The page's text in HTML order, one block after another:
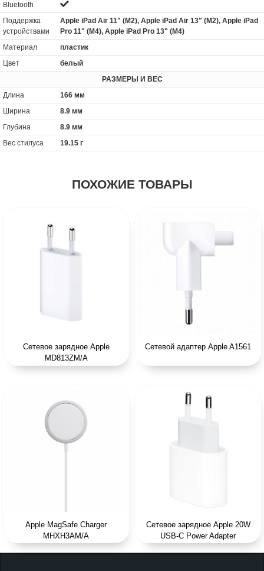
Bluetooth
Поддержка
устройствами
Apple iPad Air 11" (M2), Apple iPad Air 13" (M2), Apple iPad
Pro 11" (M4), Apple iPad Pro 13" (M4)
Материал
пластик
Цвет
белый
РАЗМЕРЫ И ВЕС
Длина
166 мм
Ширина
8.9 мм
Глубина
8.9 мм
Вес стилуса
19.15 г
ПОХОЖИЕ ТОВАРЫ
Сетевое зарядное Apple
MD813ZM/A
Сетевой адаптер Apple A1561
Apple MagSafe Charger
MHXH3AM/A
Сетевое зарядное Apple 20W
USB-C Power Adapter